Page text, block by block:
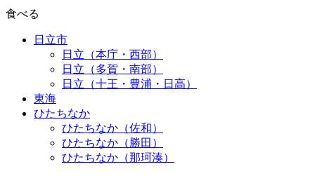
食べる
日立市
日立（本庁・西部）
日立（多賀・南部）
日立（十王・豊浦・日高）
東海
ひたちなか
ひたちなか（佐和）
ひたちなか（勝田）
ひたちなか（那珂湊）